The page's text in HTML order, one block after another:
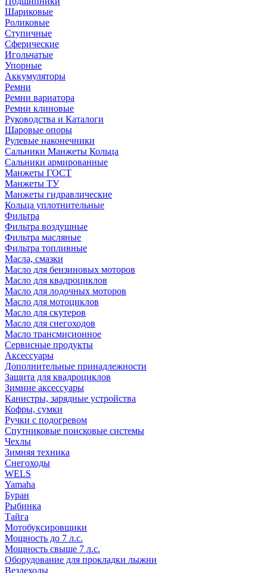
Шариковые
Роликовые
Ступичные
Сферические
Игольчатые
Упорные
Аккумуляторы
Ремни
Ремни вариатора
Ремни клиновые
Руководства и Каталоги
Шаровые опоры
Рулевые наконечники
Сальники Манжеты Кольца
Сальники армированные
Манжеты ГОСТ
Манжеты ТУ
Манжеты гидравлические
Кольца уплотнительные
Фильтра
Фильтра воздушные
Фильтра масляные
Фильтра топливные
Масла, смазки
Масло для бензиновых моторов
Масло для квадроциклов
Масло для лодочных моторов
Масло для мотоциклов
Масло для скутеров
Масло для снегоходов
Масло трансмисионное
Сервисные продукты
Аксессуары
Дополнительные принадлежности
Защита для квадроциклов
Зимние аксессуары
Канистры, зарядные устройства
Кофры, сумки
Ручки с подогревом
Спутниковые поисковые системы
Чехлы
Зимняя техника
Снегоходы
WELS
Yamaha
Буран
Рыбинка
Тайга
Мотобуксировщики
Мощность до 7 л.с.
Мощность свыше 7 л.с.
Оборудование для прокладки лыжни
Вездеходы